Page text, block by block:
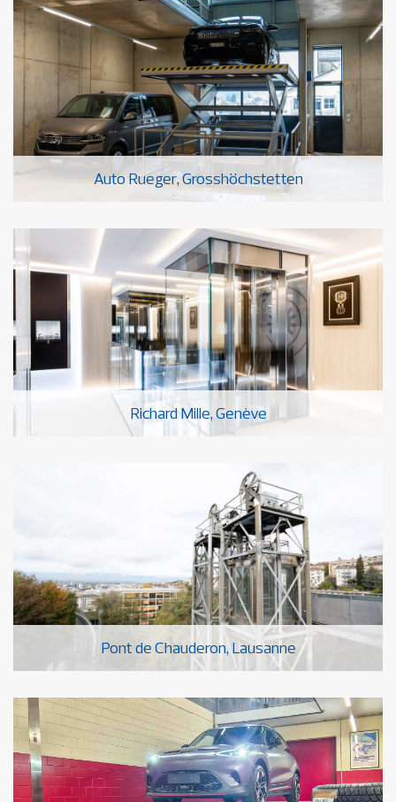
Auto Rueger, Grosshöchstetten
Richard Mille, Genève
Pont de Chauderon, Lausanne